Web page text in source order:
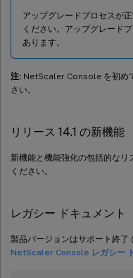
アップグレードプロセスが
ください。アップグレード
あります。
注: NetScaler Console を初め
さい。
リリース 14.1 の新機能
新機能と機能強化の包括的なリ
ください。
レガシー ドキュメント
製品バージョンはサポート終了
NetScaler Console レガシー